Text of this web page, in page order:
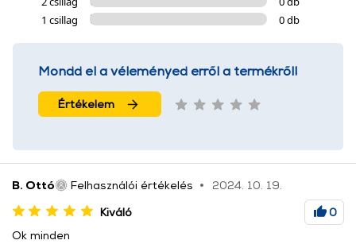
1 csillag
0 db
Mondd el a véleményed erről a termékről!
Értékelem
B. Ottó Felhasználói értékelés
2024. 10. 19.
Kiváló
0
Ok minden